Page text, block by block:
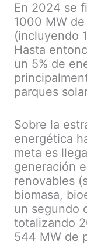
En 2024 se
1000 MW
(incluyendo
Hasta
un 5% de
parques
Sobre la
energética
meta es
generación
renovables
biomasa,
un segundo
totalizando
544 MW de